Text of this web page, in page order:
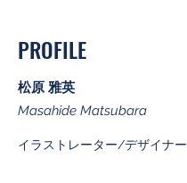
PROFILE
松原 雅英
​Masahide Matsubara
イラストレーター/デザイナー